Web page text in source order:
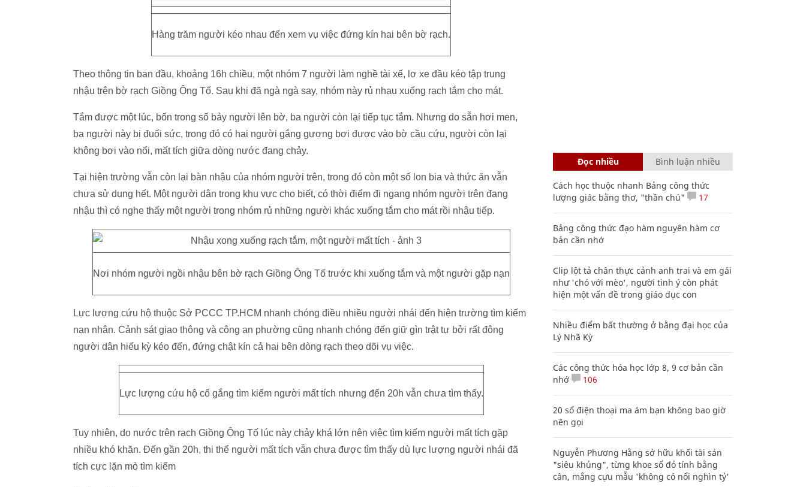
Hàng trăm người kéo nhau đến xem vụ việc đứng kín hai bên bờ rạch.
Theo thông tin ban đầu, khoảng 16h chiều, một nhóm 7 người làm nghề tài xế, lơ xe đầu kéo tập trung
nhậu trên bờ rạch Giồng Ông Tố. Sau khi đã ngà ngà say, nhóm này rủ nhau xuống rạch tắm cho mát.
Tắm được một lúc, bốn trong số bảy người lên bờ, ba người còn lại tiếp tục tắm. Nhưng do sẵn hơi men,
ba người này bị đuối sức, trong đó có hai người gắng gượng bơi được vào bờ cầu cứu, người còn lại
không bơi vào nổi, mất tích giữa dòng nước đang chảy.
Tại hiện trường vẫn còn lại bàn nhậu của nhóm người trên, trong đó còn một số lon bia và thức ăn vẫn
chưa sử dụng hết. Một người dân trong khu vực cho biết, có thời điểm đi ngang nhóm người trên đang
nhậu thì có nghe thấy một người trong nhóm rủ những người khác xuống tắm cho mát rồi nhậu tiếp.
Nơi nhóm người ngồi nhậu bên bờ rạch Giồng Ông Tố trước khi xuống tắm và một người gặp nạn
Lực lượng cứu hộ thuộc Sở PCCC TP.HCM nhanh chóng điều nhiều người nhái đến hiện trường tìm kiếm
nạn nhân. Cảnh sát giao thông và công an phường cũng nhanh chóng đến giữ gìn trật tự bởi rất đông
người dân hiếu kỳ kéo đến, đứng chật kín cả hai bên dòng rạch theo dõi vụ việc.
Lực lượng cứu hộ cố gắng tìm kiếm người mất tích nhưng đến 20h vẫn chưa tìm thấy.
Tuy nhiên, do nước trên rạch Giồng Ông Tố lúc này chảy khá lớn nên việc tìm kiếm người mất tích gặp
nhiều khó khăn. Đến gần 20h, thi thể người mất tích vẫn chưa được tìm thấy dù lực lượng người nhái đã
tích cực lặn mò tìm kiếm
Đọc nhiều Bình luận nhiều
Cách học thuộc nhanh Bảng công thức
lượng giác bằng thơ, "thần chú"
17
Bảng công thức đạo hàm nguyên hàm cơ
bản cần nhớ
Clip lột tả chân thực cảnh anh trai và em gái
như 'chó với mèo', người tinh ý còn phát
hiện một vấn đề trong giáo dục con
Nhiều điểm bất thường ở bằng đại học của
Lý Nhã Kỳ
Các công thức hóa học lớp 8, 9 cơ bản cần
nhớ
106
20 số điện thoại ma ám bạn không bao giờ
nên gọi
Nguyễn Phương Hằng sở hữu khối tài sản
"siêu khủng", từng khoe sổ đỏ tính bằng
cân, mắng cựu mẫu 'không có nổi nghìn tỷ'